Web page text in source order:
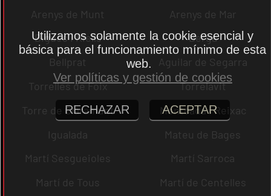
Arenys de Munt
Arenys de Mar
Bigues i Riells
Berga
Bellprat
Aguilar de Segarra
Torrelles de Foix
Torrelavit
Torre de Claramunt
Montcada i Reixac
Igualada
Mateu de Bages
Martí Sesgueioles
Martí Sarroca
Martí de Tous
Martí de Centelles
Utilizamos solamente la cookie esencial y
básica para el funcionamiento mínimo de esta
web.
Ver políticas y gestión de cookies
RECHAZAR ACEPTAR